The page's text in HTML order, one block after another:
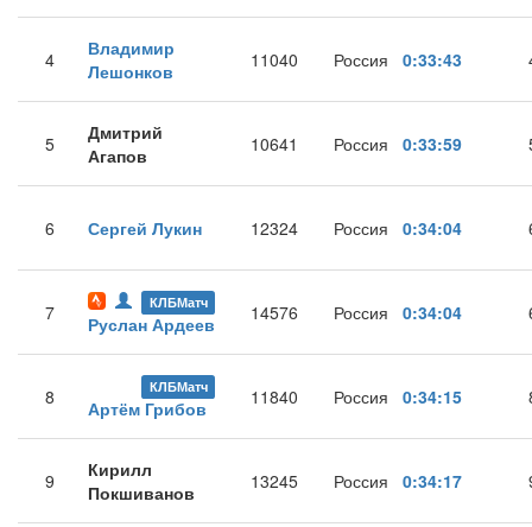
4
Владимир
Лешонков
11040 Россия 0:33:43
5
Дмитрий
Агапов
10641 Россия 0:33:59
6 Сергей Лукин 12324 Россия 0:34:04
7 КЛБМатч
Руслан Ардеев 14576 Россия 0:34:04
8 КЛБМатч
Артём Грибов 11840 Россия 0:34:15
9
Кирилл
Покшиванов
13245 Россия 0:34:17